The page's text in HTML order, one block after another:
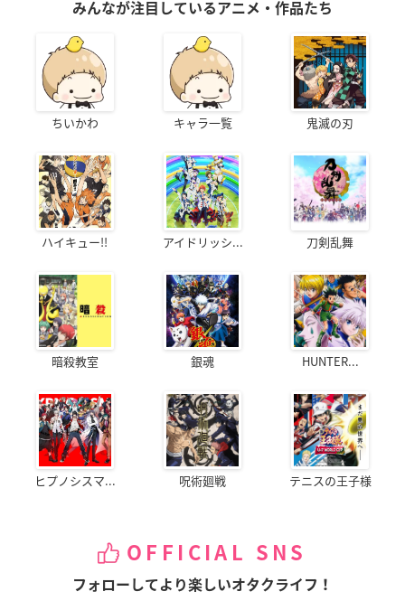
みんなが注目しているアニメ・作品たち
ちいかわ キャラ一覧 鬼滅の刃
ハイキュー!! アイドリッシ... 刀剣乱舞
暗殺教室 銀魂 HUNTER...
ヒプノシスマ... 呪術廻戦 テニスの王子様
OFFICIAL SNS
フォローしてより楽しいオタクライフ！